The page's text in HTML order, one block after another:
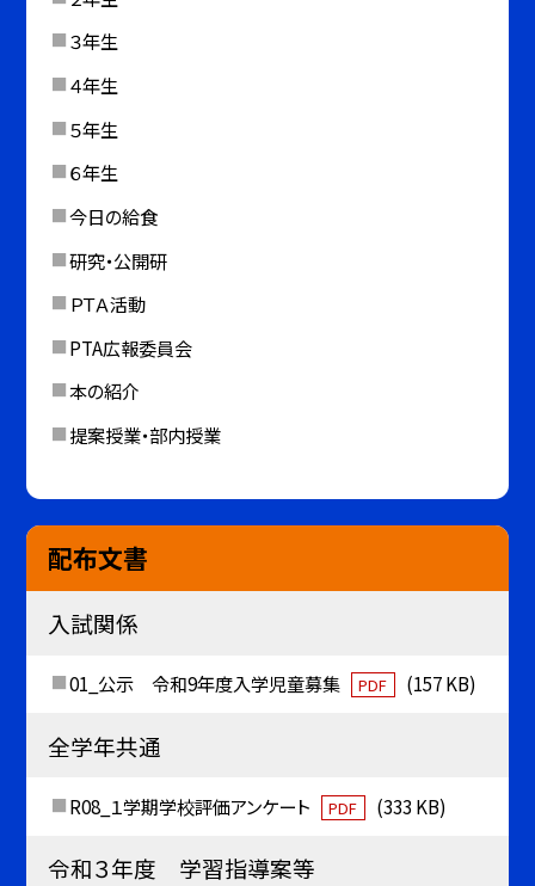
３年生
４年生
５年生
６年生
今日の給食
研究・公開研
ＰＴＡ活動
PTA広報委員会
本の紹介
提案授業・部内授業
配布文書
入試関係
01_公示 令和9年度入学児童募集 PDF (157 KB)
全学年共通
R08_１学期学校評価アンケート PDF (333 KB)
令和３年度 学習指導案等